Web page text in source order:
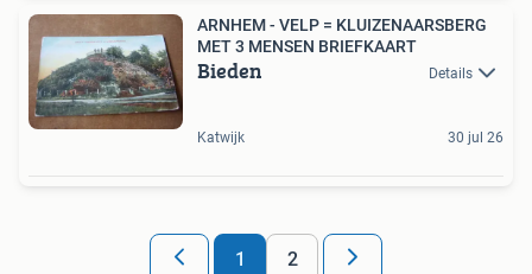
ARNHEM - VELP = KLUIZENAARSBERG
MET 3 MENSEN BRIEFKAART
Bieden Details
Katwijk 30 jul 26
1 2